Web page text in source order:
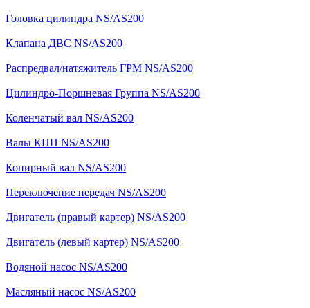
Головка цилиндра NS/AS200
Клапана ДВС NS/AS200
Распредвал/натяжитель ГРМ NS/AS200
Цилиндро-Поршневая Группа NS/AS200
Коленчатый вал NS/AS200
Валы КПП NS/AS200
Копирный вал NS/AS200
Переключение передач NS/AS200
Двигатель (правый картер) NS/AS200
Двигатель (левый картер) NS/AS200
Водяной насос NS/AS200
Масляный насос NS/AS200